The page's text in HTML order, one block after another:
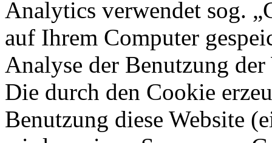
Analytics verwendet sog.
auf Ihrem Computer
Analyse der Benutzung
Die durch den Cookie
Benutzung diese Website